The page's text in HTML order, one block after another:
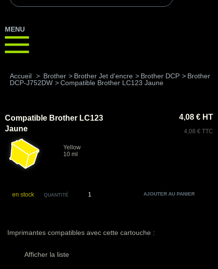
MENU
Accueil > Brother > Brother Jet d'encre > Brother DCP > Brother
DCP-J752DW >Compatible Brother LC123 Jaune
Compatible Brother LC123
Jaune
Yellow
10 ml
4,08 € HT
4,08 € TTC
en stock QUANTITÉ
Imprimantes compatibles avec cette cartouche :
Afficher la liste